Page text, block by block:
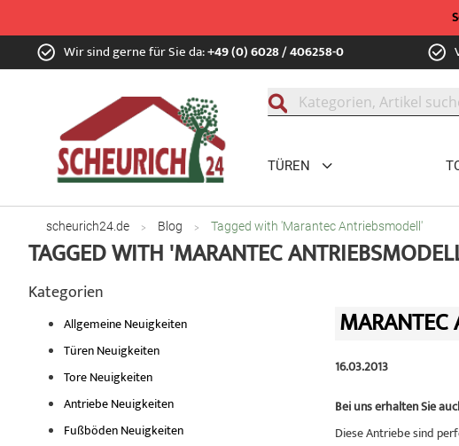
Zum
Inhalt Wir sind gerne für Sie da:+49 (0) 6028 / 406258-0
TÜREN
scheurich24.de Blog Tagged with 'Marantec Antriebsmodell'
TAGGED WITH 'MARANTEC
16.03.2013
Bei uns erhalten Sie
Diese Antriebe sind
Kategorien
Allgemeine Neuigkeiten
Türen Neuigkeiten
Tore Neuigkeiten
Antriebe Neuigkeiten
Fußböden Neuigkeiten